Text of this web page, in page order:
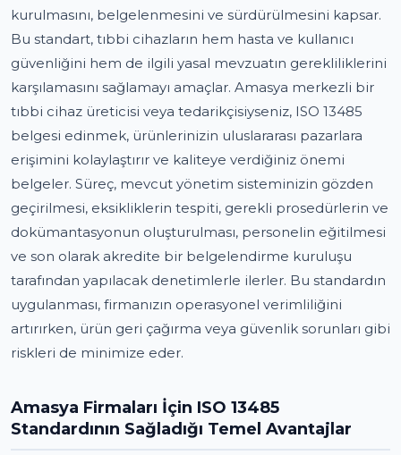
kurulmasını, belgelenmesini ve sürdürülmesini kapsar.
Bu standart, tıbbi cihazların hem hasta ve kullanıcı
güvenliğini hem de ilgili yasal mevzuatın gerekliliklerini
karşılamasını sağlamayı amaçlar. Amasya merkezli bir
tıbbi cihaz üreticisi veya tedarikçisiyseniz, ISO 13485
belgesi edinmek, ürünlerinizin uluslararası pazarlara
erişimini kolaylaştırır ve kaliteye verdiğiniz önemi
belgeler. Süreç, mevcut yönetim sisteminizin gözden
geçirilmesi, eksikliklerin tespiti, gerekli prosedürlerin ve
dokümantasyonun oluşturulması, personelin eğitilmesi
ve son olarak akredite bir belgelendirme kuruluşu
tarafından yapılacak denetimlerle ilerler. Bu standardın
uygulanması, firmanızın operasyonel verimliliğini
artırırken, ürün geri çağırma veya güvenlik sorunları gibi
riskleri de minimize eder.
Amasya Firmaları İçin ISO 13485
Standardının Sağladığı Temel Avantajlar